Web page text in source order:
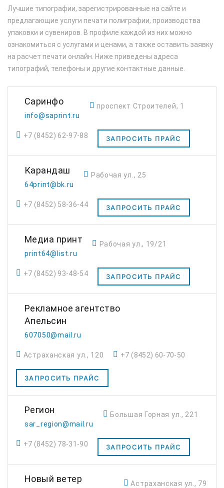
Лучшие типографии, зарегистрированные на сайте и
предлагающие услуги печати полиграфии, производства
упаковки и сувениров. В профиле каждой из них можно
ознакомиться с услугами и ценами, а также оставить заявку
на расчет печати онлайн. Ниже приведены адреса
типографий, телефоны и другие контактные данные.
Саринфо
info@saprint.ru
проспект Строителей, 1
+7 (8452) 62-97-88 ЗАПРОСИТЬ ПРАЙС
Карандаш
64print@bk.ru
Рабочая ул., 25
+7 (8452) 58-36-44 ЗАПРОСИТЬ ПРАЙС
Медиа принт
print64@list.ru
Рабочая ул., 19/21
+7 (8452) 93-48-54 ЗАПРОСИТЬ ПРАЙС
Рекламное агентство
Апельсин
607050@mail.ru
Астраханская ул., 120 +7 (8452) 60-70-50
ЗАПРОСИТЬ ПРАЙС
Регион
sar_region@mail.ru
Большая Горная ул., 221
+7 (8452) 78-31-90 ЗАПРОСИТЬ ПРАЙС
Новый ветер Астраханская ул., 79